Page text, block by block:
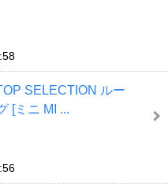
SELECTION ルー
[ミニ MI ...